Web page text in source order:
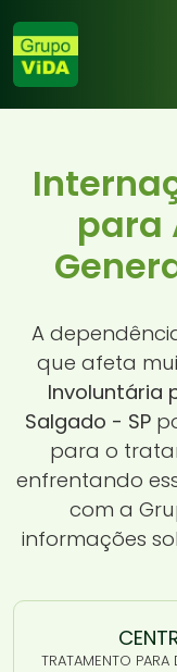
para
A
que afeta
Involuntária
Salgado - SP
para o
enfrentando
com a
informações
TRATAMENTO